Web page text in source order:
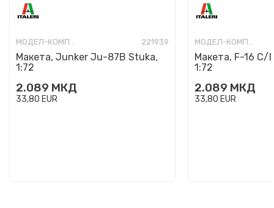
МОДЕЛ-КОМПЛЕТ 221939
Макета, Junker Ju-87B Stuka,
1:72
2.089 МКД
33,80 EUR
МОДЕЛ-КОМПЛЕТ
Макета, F-16 C/
1:72
2.089 МКД
33,80 EUR